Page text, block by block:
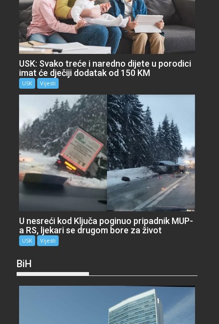
USK: Svako treće i naredno dijete u porodici
imat će dječiji dodatak od 150 KM
USK Vijesti
U nesreći kod Ključa poginuo pripadnik MUP-
a RS, ljekari se drugom bore za život
USK Vijesti
BiH